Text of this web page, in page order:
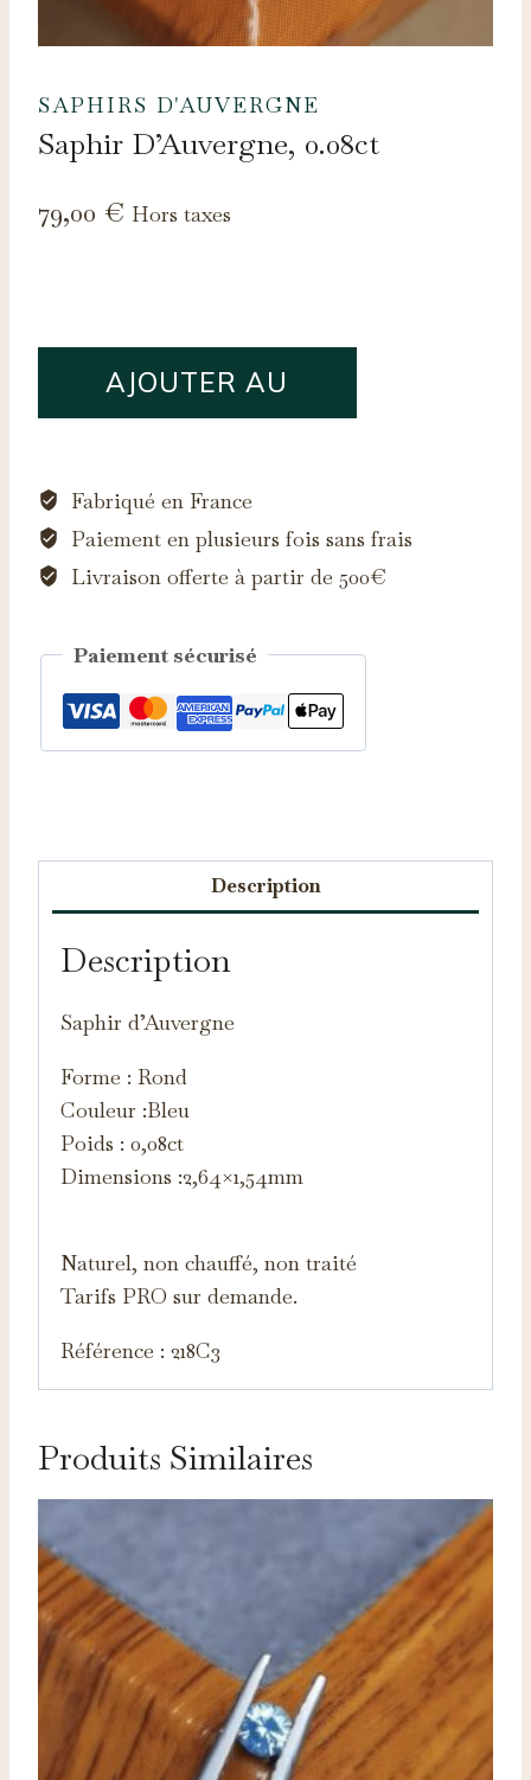
SAPHIRS D'AUVERGNE
Saphir D’Auvergne, 0.08ct
79,00 € Hors taxes
0.08ct
AJOUTER AU
Fabriqué en France
Paiement en plusieurs fois sans frais
Livraison offerte à partir de 500€
Paiement sécurisé
Description
Description
Saphir d’Auvergne
Forme : Rond
Couleur :Bleu
Poids : 0,08ct
Dimensions :2,64×1,54mm
Naturel, non chauffé, non traité
Tarifs PRO sur demande.
Référence : 218C3
Produits Similaires